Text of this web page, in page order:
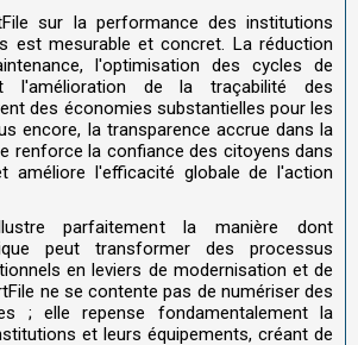
sur la performance des institutions
est mesurable et concret. La réduction
l'optimisation des cycles de
l'amélioration de la traçabilité des
des économies substantielles pour les
encore, la transparence accrue dans la
renforce la confiance des citoyens dans
améliore l'efficacité globale de l'action
parfaitement la manière dont
peut transformer des processus
en leviers de modernisation et de
ne se contente pas de numériser des
; elle repense fondamentalement la
et leurs équipements, créant de